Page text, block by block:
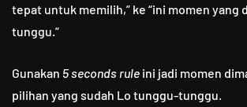
tepat untuk memilih,” ke “ini momen yang
tunggu.”
Gunakan 5 seconds rule ini jadi momen
pilihan yang sudah Lo tunggu-tunggu.